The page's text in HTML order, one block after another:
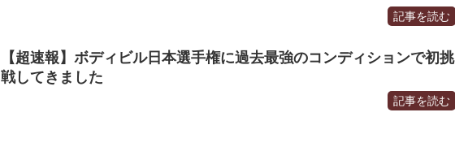
記事を読む
【超速報】ボディビル日本選手権に過去最強のコンディションで初挑
戦してきました
記事を読む